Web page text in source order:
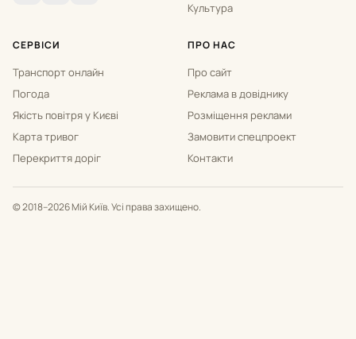
Культура
СЕРВІСИ
Транспорт онлайн
Погода
Якість повітря у Києві
Карта тривог
Перекриття доріг
ПРО НАС
Про сайт
Реклама в довіднику
Розміщення реклами
Замовити спецпроект
Контакти
© 2018–2026 Мій Київ. Усі права захищено.